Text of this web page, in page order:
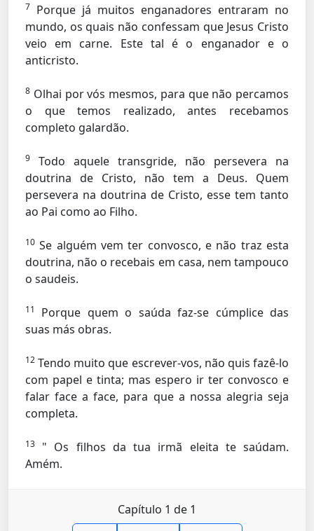
7 Porque já muitos enganadores entraram no
mundo, os quais não confessam que Jesus Cristo
veio em carne. Este tal é o enganador e o
anticristo.
8 Olhai por vós mesmos, para que não percamos
o que temos realizado, antes recebamos
completo galardão.
9
Todo aquele transgride, não persevera na
doutrina de Cristo, não tem a Deus. Quem
persevera na doutrina de Cristo, esse tem tanto
ao Pai como ao Filho.
10 Se alguém vem ter convosco, e não traz esta
doutrina, não o recebais em casa, nem tampouco
o saudeis.
11
Porque quem o saúda faz-se cúmplice das
suas más obras.
12 Tendo muito que escrever-vos, não quis fazê-lo
com papel e tinta; mas espero ir ter convosco e
falar face a face, para que a nossa alegria seja
completa.
13
" Os filhos da tua irmã eleita te saúdam.
Amém.
Capítulo 1 de 1